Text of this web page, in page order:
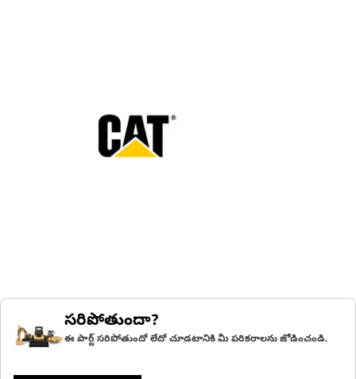
సరిపోతుందా?
ఈ పార్ట్ సరిపోతుందో లేదో చూడటానికి మీ పరికరాలను జోడించండి.